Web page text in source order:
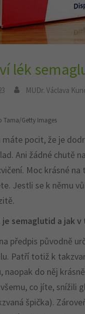
lék
MUDr. Václava
Tama/Getty Images
máte pocit, že je
Ani žádné chutě
Moc krásné na
Jestli se k němu
je semaglutid a jak
předpis původně
Patří totiž k
naopak do něj
co jíte, snížili
špička).